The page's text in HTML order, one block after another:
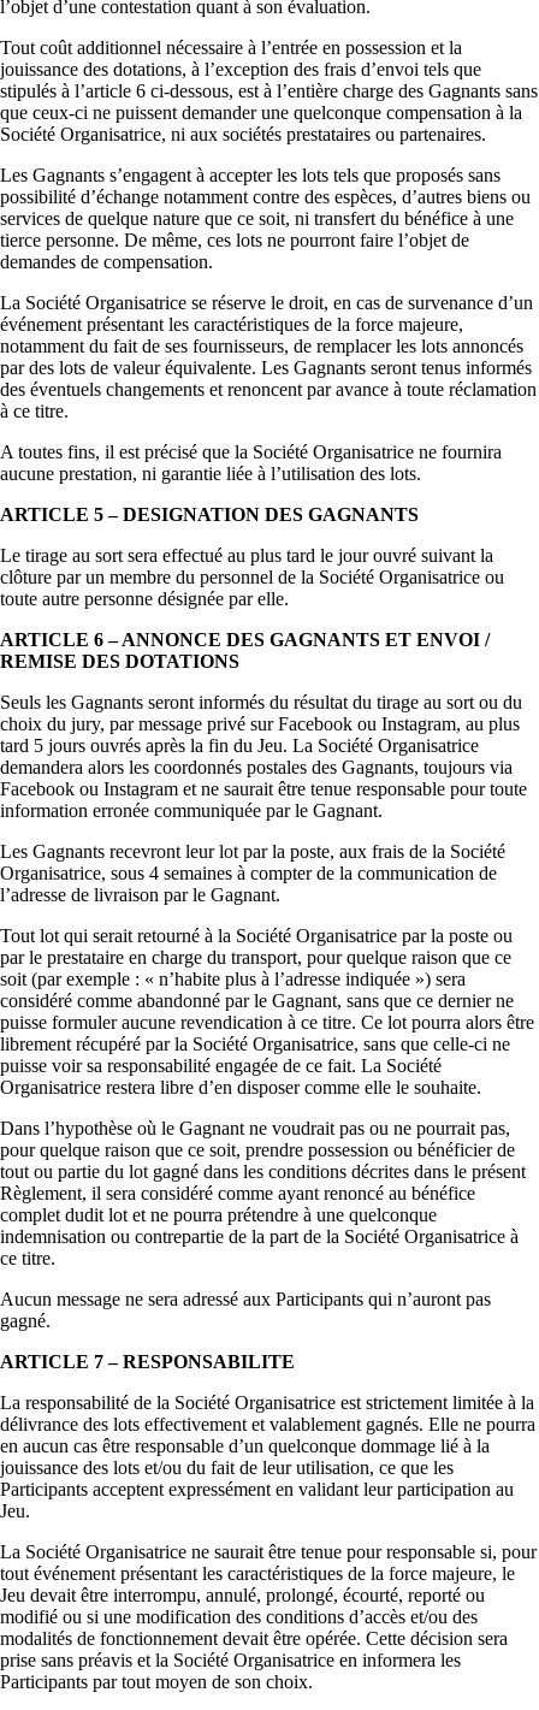
l’objet d’une contestation quant à son évaluation.
Tout coût additionnel nécessaire à l’entrée en possession et la
jouissance des dotations, à l’exception des frais d’envoi tels que
stipulés à l’article 6 ci-dessous, est à l’entière charge des Gagnants sans
que ceux-ci ne puissent demander une quelconque compensation à la
Société Organisatrice, ni aux sociétés prestataires ou partenaires.
Les Gagnants s’engagent à accepter les lots tels que proposés sans
possibilité d’échange notamment contre des espèces, d’autres biens ou
services de quelque nature que ce soit, ni transfert du bénéfice à une
tierce personne. De même, ces lots ne pourront faire l’objet de
demandes de compensation.
La Société Organisatrice se réserve le droit, en cas de survenance d’un
événement présentant les caractéristiques de la force majeure,
notamment du fait de ses fournisseurs, de remplacer les lots annoncés
par des lots de valeur équivalente. Les Gagnants seront tenus informés
des éventuels changements et renoncent par avance à toute réclamation
à ce titre.
A toutes fins, il est précisé que la Société Organisatrice ne fournira
aucune prestation, ni garantie liée à l’utilisation des lots.
ARTICLE 5 – DESIGNATION DES GAGNANTS
Le tirage au sort sera effectué au plus tard le jour ouvré suivant la
clôture par un membre du personnel de la Société Organisatrice ou
toute autre personne désignée par elle.
ARTICLE 6 – ANNONCE DES GAGNANTS ET ENVOI /
REMISE DES DOTATIONS
Seuls les Gagnants seront informés du résultat du tirage au sort ou du
choix du jury, par message privé sur Facebook ou Instagram, au plus
tard 5 jours ouvrés après la fin du Jeu. La Société Organisatrice
demandera alors les coordonnés postales des Gagnants, toujours via
Facebook ou Instagram et ne saurait être tenue responsable pour toute
information erronée communiquée par le Gagnant.
Les Gagnants recevront leur lot par la poste, aux frais de la Société
Organisatrice, sous 4 semaines à compter de la communication de
l’adresse de livraison par le Gagnant.
Tout lot qui serait retourné à la Société Organisatrice par la poste ou
par le prestataire en charge du transport, pour quelque raison que ce
soit (par exemple : « n’habite plus à l’adresse indiquée ») sera
considéré comme abandonné par le Gagnant, sans que ce dernier ne
puisse formuler aucune revendication à ce titre. Ce lot pourra alors être
librement récupéré par la Société Organisatrice, sans que celle-ci ne
puisse voir sa responsabilité engagée de ce fait. La Société
Organisatrice restera libre d’en disposer comme elle le souhaite.
Dans l’hypothèse où le Gagnant ne voudrait pas ou ne pourrait pas,
pour quelque raison que ce soit, prendre possession ou bénéficier de
tout ou partie du lot gagné dans les conditions décrites dans le présent
Règlement, il sera considéré comme ayant renoncé au bénéfice
complet dudit lot et ne pourra prétendre à une quelconque
indemnisation ou contrepartie de la part de la Société Organisatrice à
ce titre.
Aucun message ne sera adressé aux Participants qui n’auront pas
gagné.
ARTICLE 7 – RESPONSABILITE
La responsabilité de la Société Organisatrice est strictement limitée à la
délivrance des lots effectivement et valablement gagnés. Elle ne pourra
en aucun cas être responsable d’un quelconque dommage lié à la
jouissance des lots et/ou du fait de leur utilisation, ce que les
Participants acceptent expressément en validant leur participation au
Jeu.
La Société Organisatrice ne saurait être tenue pour responsable si, pour
tout événement présentant les caractéristiques de la force majeure, le
Jeu devait être interrompu, annulé, prolongé, écourté, reporté ou
modifié ou si une modification des conditions d’accès et/ou des
modalités de fonctionnement devait être opérée. Cette décision sera
prise sans préavis et la Société Organisatrice en informera les
Participants par tout moyen de son choix.